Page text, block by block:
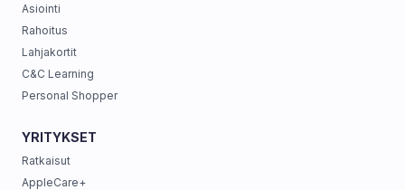
Asiointi
Rahoitus
Lahjakortit
C&C Learning
Personal Shopper
YRITYKSET
Ratkaisut
AppleCare+